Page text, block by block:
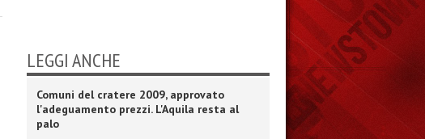
LEGGI ANCHE
Comuni del cratere 2009, approvato
l'adeguamento prezzi. L'Aquila resta al
palo